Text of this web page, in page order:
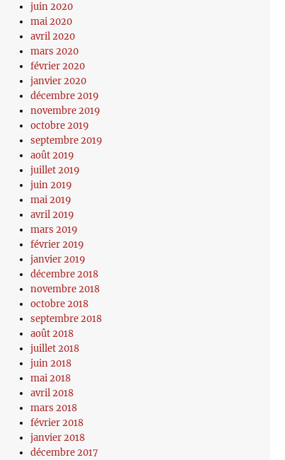
juin 2020
mai 2020
avril 2020
mars 2020
février 2020
janvier 2020
décembre 2019
novembre 2019
octobre 2019
septembre 2019
août 2019
juillet 2019
juin 2019
mai 2019
avril 2019
mars 2019
février 2019
janvier 2019
décembre 2018
novembre 2018
octobre 2018
septembre 2018
août 2018
juillet 2018
juin 2018
mai 2018
avril 2018
mars 2018
février 2018
janvier 2018
décembre 2017